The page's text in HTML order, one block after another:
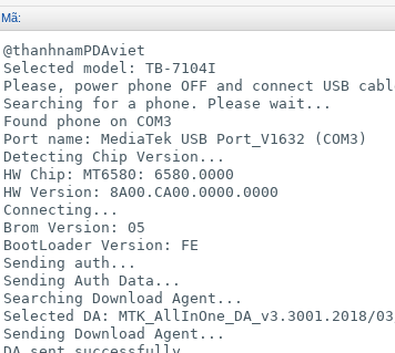
Mã:
@thanhnamPDAviet
Selected model: TB-7104I
Please, power phone OFF and connect USB
Searching for a phone. Please wait...
Found phone on COM3
Port name: MediaTek USB Port_V1632 (COM3)
Detecting Chip Version...
HW Chip: MT6580: 6580.0000
HW Version: 8A00.CA00.0000.0000
Connecting...
Brom Version: 05
BootLoader Version: FE
Sending auth...
Sending Auth Data...
Searching Download Agent...
Selected DA: MTK_AllInOne_DA_v3.3001.2018/
Sending Download Agent...